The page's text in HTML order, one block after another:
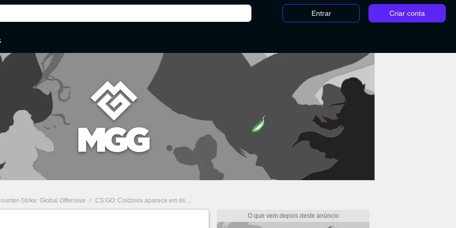
Entrar Criar conta
Strike: Global Offensive / CS:GO: Coldzera aparece em lista dos 10 melhores jogadores da primeira década do FPS